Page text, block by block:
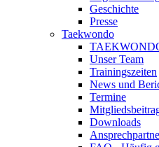
Geschichte
Presse
Taekwondo
Unser Team
Trainingszeiten
News und
Termine
Downloads